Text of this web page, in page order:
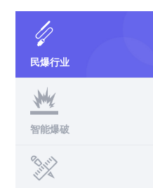
民爆行业
智能爆破